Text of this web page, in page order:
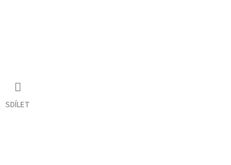
SDÍLET